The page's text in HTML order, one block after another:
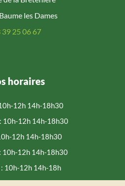
les Dames
39 25 06 67
horaires
12h 14h-18h30
10h-12h 14h-18h30
12h 14h-18h30
10h-12h 14h-18h30
: 10h-12h 14h-18h